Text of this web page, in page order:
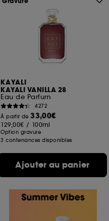
KAYALI
KAYALI VANILLA 28
Eau de Parfum
4272
À partir de33,00€
129,00€ / 100ml
Option gravure
3 contenances disponibles
Ajouter au panier